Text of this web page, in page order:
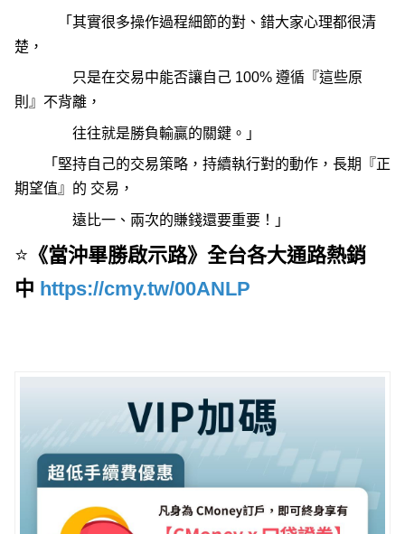
「其實很多操作過程細節的對、錯大家心理都很清
楚，
只是在交易中能否讓自己 100% 遵循『這些原
則』不背離，
往往就是勝負輸贏的關鍵。」
「堅持自己的交易策略，持續執行對的動作，長期『正
期望值』的 交易，
遠比一、兩次的賺錢還要重要！」
⭐ 《當沖畢勝啟示路》全台各大通路熱銷
中 https://cmy.tw/00ANLP